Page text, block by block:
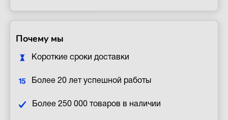
Почему мы
Короткие сроки доставки
Более 20 лет успешной работы
Более 250 000 товаров в наличии